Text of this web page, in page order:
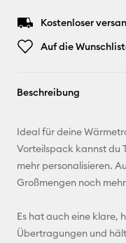
Kostenloser
Auf die
Beschreibung
Ideal für deine
Vorteilspack kannst du
mehr personalisieren.
Großmengen noch
Es hat auch eine klare,
Übertragungen und